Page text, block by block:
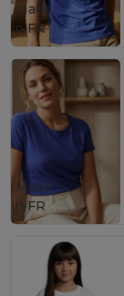
Made
in FR
Made
in FR